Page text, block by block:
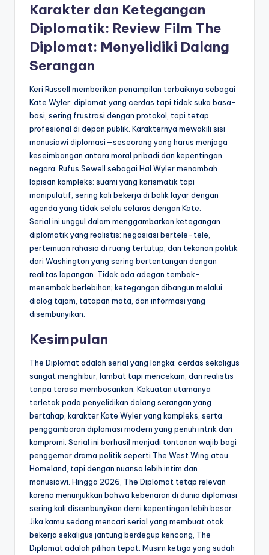
Karakter dan Ketegangan
Diplomatik: Review Film The
Diplomat: Menyelidiki Dalang
Serangan
Keri Russell memberikan penampilan terbaiknya sebagai
Kate Wyler: diplomat yang cerdas tapi tidak suka basa-
basi, sering frustrasi dengan protokol, tapi tetap
profesional di depan publik. Karakternya mewakili sisi
manusiawi diplomasi—seseorang yang harus menjaga
keseimbangan antara moral pribadi dan kepentingan
negara. Rufus Sewell sebagai Hal Wyler menambah
lapisan kompleks: suami yang karismatik tapi
manipulatif, sering kali bekerja di balik layar dengan
agenda yang tidak selalu selaras dengan Kate.
Serial ini unggul dalam menggambarkan ketegangan
diplomatik yang realistis: negosiasi bertele-tele,
pertemuan rahasia di ruang tertutup, dan tekanan politik
dari Washington yang sering bertentangan dengan
realitas lapangan. Tidak ada adegan tembak-
menembak berlebihan; ketegangan dibangun melalui
dialog tajam, tatapan mata, dan informasi yang
disembunyikan.
Kesimpulan
The Diplomat adalah serial yang langka: cerdas sekaligus
sangat menghibur, lambat tapi mencekam, dan realistis
tanpa terasa membosankan. Kekuatan utamanya
terletak pada penyelidikan dalang serangan yang
bertahap, karakter Kate Wyler yang kompleks, serta
penggambaran diplomasi modern yang penuh intrik dan
kompromi. Serial ini berhasil menjadi tontonan wajib bagi
penggemar drama politik seperti The West Wing atau
Homeland, tapi dengan nuansa lebih intim dan
manusiawi. Hingga 2026, The Diplomat tetap relevan
karena menunjukkan bahwa kebenaran di dunia diplomasi
sering kali disembunyikan demi kepentingan lebih besar.
Jika kamu sedang mencari serial yang membuat otak
bekerja sekaligus jantung berdegup kencang, The
Diplomat adalah pilihan tepat. Musim ketiga yang sudah